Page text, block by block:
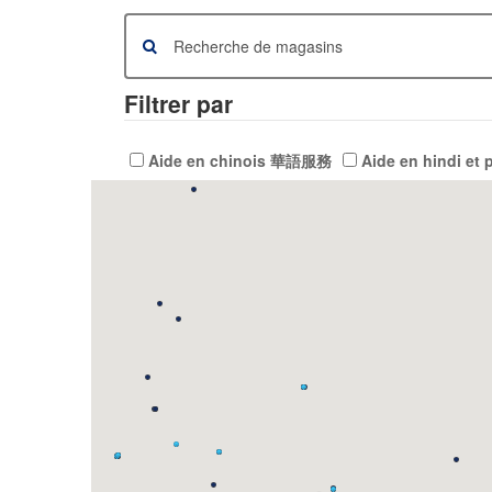
Filtrer par
Aide en chinois 華語服務 Aide en hindi et